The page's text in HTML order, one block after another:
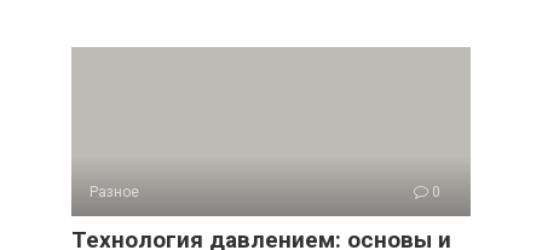
Разное 0
Технология давлением: основы и